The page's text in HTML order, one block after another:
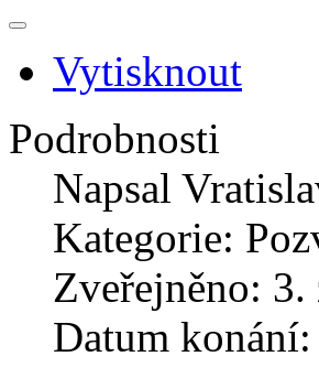
Vytisknout
Podrobnosti
Napsal
Kategorie:
Zveřejněno: 3.
Datum